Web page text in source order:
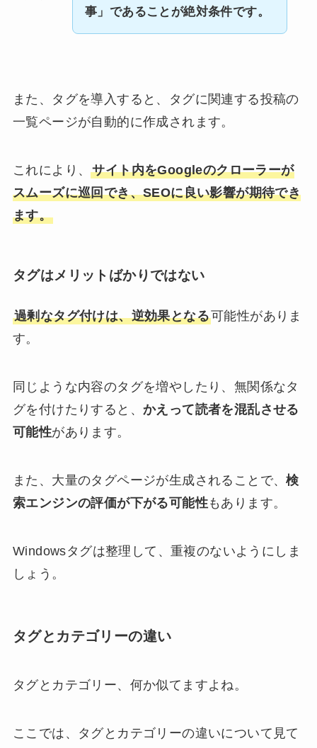
事」であることが絶対条件です。
また、タグを導入すると、タグに関連する投稿の
一覧ページが自動的に作成されます。
これにより、サイト内をGoogleのクローラーが
スムーズに巡回でき、SEOに良い影響が期待でき
ます。
タグはメリットばかりではない
過剰なタグ付けは、逆効果となる可能性がありま
す。
同じような内容のタグを増やしたり、無関係なタ
グを付けたりすると、 かえって読者を混乱させる
可能性があります。
また、大量のタグページが生成されることで、検
索エンジンの評価が下がる可能性もあります。
Windowsタグは整理して、重複のないようにしま
しょう。
タグとカテゴリーの違い
タグとカテゴリー、何か似てますよね。
ここでは、タグとカテゴリーの違いについて見て